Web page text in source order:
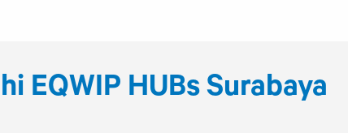
EQWIP HUBs Surabaya